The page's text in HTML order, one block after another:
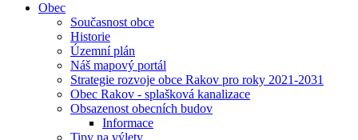
Obec
Současnost obce
Historie
Územní plán
Náš mapový portál
Strategie rozvoje obce Rakov pro roky 2021-2031
Obec Rakov - splašková kanalizace
Obsazenost obecních budov
Informace
Tipy na výlety